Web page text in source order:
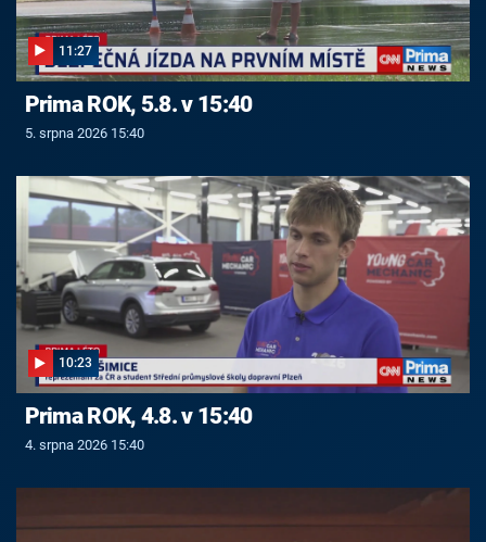
11:27
Prima ROK, 5.8. v 15:40
5. srpna 2026 15:40
10:23
Prima ROK, 4.8. v 15:40
4. srpna 2026 15:40